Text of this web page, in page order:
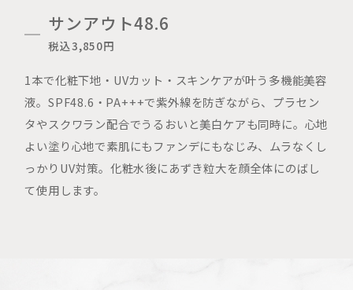
サンアウト48.6
税込3,850円
1本で化粧下地・UVカット・スキンケアが叶う多機能美容
液。SPF48.6・PA+++で紫外線を防ぎながら、プラセン
タやスクワラン配合でうるおいと美白ケアも同時に。心地
よい塗り心地で素肌にもファンデにもなじみ、ムラなくし
っかりUV対策。化粧水後にあずき粒大を顔全体にのばし
て使用します。